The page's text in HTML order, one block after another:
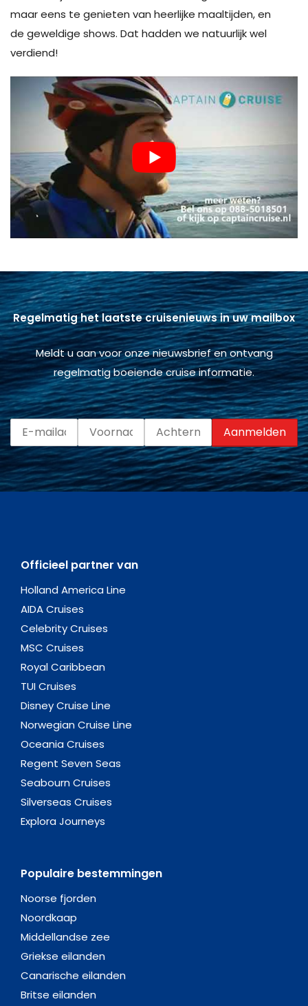
maar eens te genieten van heerlijke maaltijden, en
de geweldige shows. Dat hadden we natuurlijk wel
verdiend!
Regelmatig het laatste cruisenieuws in uw mailbox
Meldt u aan voor onze nieuwsbrief en ontvang
regelmatig boeiende cruise informatie.
Officieel partner van
Holland America Line
AIDA Cruises
Celebrity Cruises
MSC Cruises
Royal Caribbean
TUI Cruises
Disney Cruise Line
Norwegian Cruise Line
Oceania Cruises
Regent Seven Seas
Seabourn Cruises
Silverseas Cruises
Explora Journeys
Populaire bestemmingen
Noorse fjorden
Noordkaap
Middellandse zee
Griekse eilanden
Canarische eilanden
Britse eilanden